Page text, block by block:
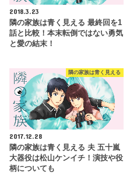
2018.3.23
隣の家族は青く見える 最終回を1
話と比較！本末転倒ではない勇気
と愛の結末！
隣の家族は青く見える
2017.12.28
隣の家族は青く見える 夫 五十嵐
大器役は松山ケンイチ！演技や役
柄についても